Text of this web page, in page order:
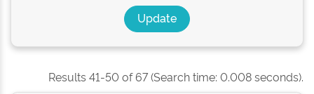
Results 41-50 of 67 (Search time: 0.008 seconds).